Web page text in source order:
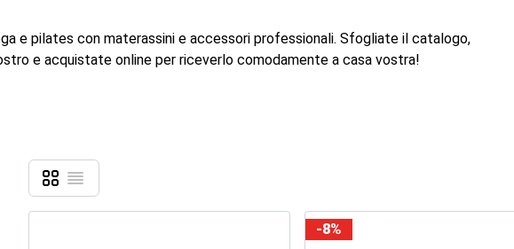
e pilates con materassini e accessori professionali. Sfogliate il catalogo,
e acquistate online per riceverlo comodamente a casa vostra!
Mostra come
Griglia
Lista
-8%